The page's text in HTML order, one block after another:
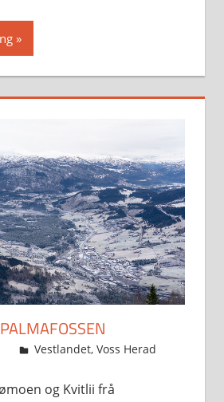
Svein
Vestlandet, Voss Herad
og Kvitlii frå